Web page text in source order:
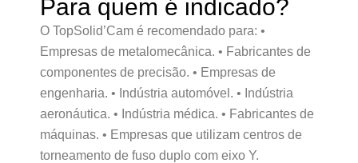
Para quem é indicado?
O TopSolid’Cam é recomendado para: •
Empresas de metalomecânica. • Fabricantes de
componentes de precisão. • Empresas de
engenharia. • Indústria automóvel. • Indústria
aeronáutica. • Indústria médica. • Fabricantes de
máquinas. • Empresas que utilizam centros de
torneamento de fuso duplo com eixo Y.